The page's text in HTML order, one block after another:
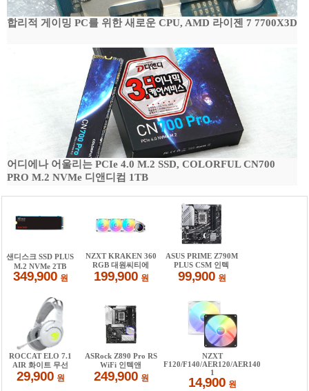
합리적 게이밍 PC를 위한 새로운 CPU, AMD 라이젠 7 7700X3D
어디에나 어울리는 PCIe 4.0 M.2 SSD, COLORFUL CN700
PRO M.2 NVMe 디앤디컴 1TB